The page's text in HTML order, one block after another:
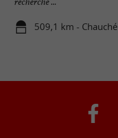
509,1 km - Chauché